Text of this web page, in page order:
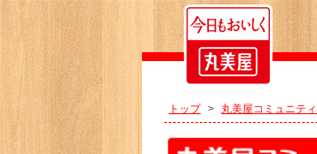
トップ > 丸美屋コミュニティ